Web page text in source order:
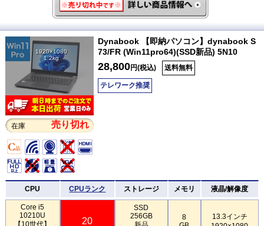
1920×1080
1.2kg
在庫 売り切れ
Dynabook 【即納パソコン】dynabook S
73/FR (Win11pro64)(SSD新品) 5N10
28,800円(税込) 送料無料
テレワーク推奨
CPU CPUランク ストレージ メモリ 液晶/解像度
Core i5
10210U
【10世代】
20
SSD
256GB
8
13.3インチ